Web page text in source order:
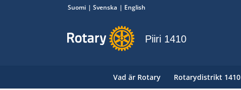
Suomi Svenska English
Piiri 1410
Vad är Rotary Rotarydistrikt 1410